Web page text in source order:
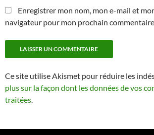
Enregistrer mon nom, mon e-mail et
navigateur pour mon prochain
Ce site utilise Akismet pour réduire les
plus sur la façon dont les données de vos
traitées.